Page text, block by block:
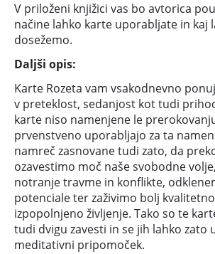
V priloženi knjižici vas bo avtorica
načine lahko karte uporabljate in kaj
dosežemo.
Daljši opis:
Karte Rozeta vam vsakodnevno
v preteklost, sedanjost kot tudi
karte niso namenjene le
prvenstveno uporabljajo za ta
namreč zasnovane tudi zato, da
ozavestimo moč naše svobodne
notranje travme in konflikte,
potenciale ter zaživimo bolj
izpopolnjeno življenje. Tako so te
tudi dvigu zavesti in se jih lahko zato
meditativni pripomoček.